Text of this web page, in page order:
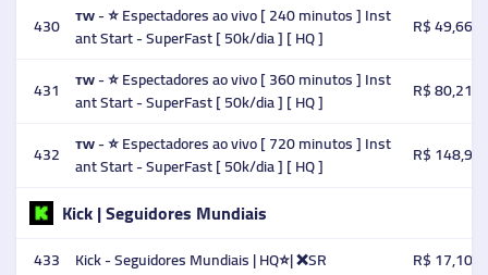
430 ᴛᴡ - ⭐ Espectadores ao vivo [ 240 minutos ] Inst
ant Start - SuperFast [ 50k/dia ] [ HQ ]
R$ 49,66
431
ᴛᴡ - ⭐ Espectadores ao vivo [ 360 minutos ] Inst
ant Start - SuperFast [ 50k/dia ] [ HQ ]
R$ 80,21
432 ᴛᴡ - ⭐ Espectadores ao vivo [ 720 minutos ] Inst
ant Start - SuperFast [ 50k/dia ] [ HQ ]
R$ 148,91
Kick | Seguidores Mundiais
433 Kick - Seguidores Mundiais | HQ⭐️| ❌SR
R$ 17,10